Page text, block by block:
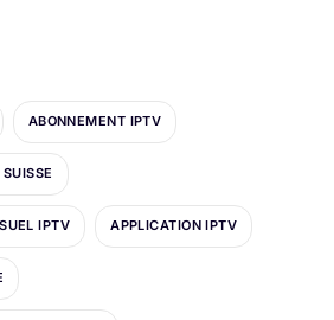
ABONNEMENT IPTV
IPTV APPLICATION IPTV